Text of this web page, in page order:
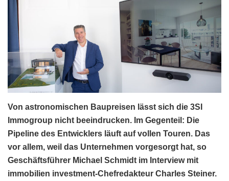
Von astronomischen Baupreisen lässt sich die 3SI
Immogroup nicht beeindrucken. Im Gegenteil: Die
Pipeline des Entwicklers läuft auf vollen Touren. Das
vor allem, weil das Unternehmen vorgesorgt hat, so
Geschäftsführer Michael Schmidt im Interview mit
immobilien investment-Chefredakteur Charles Steiner.